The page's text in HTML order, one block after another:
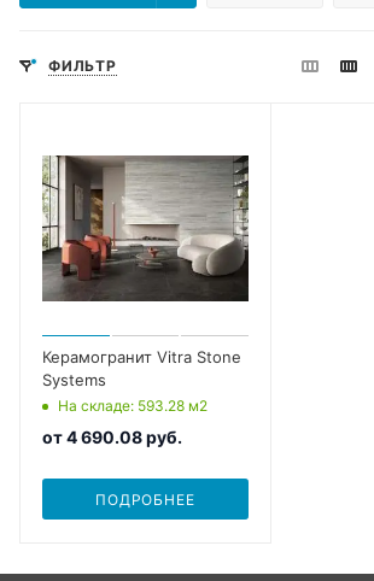
ФИЛЬТР
Керамогранит Vitra Stone
Systems
На складе: 593.28 м2
от4 690.08 руб.
ПОДРОБНЕЕ